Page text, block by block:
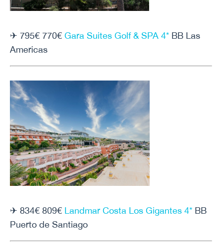
✈ 795€ 770€ Gara Suites Golf & SPA 4* BB Las
Americas
✈ 834€ 809€ Landmar Costa Los Gigantes 4* BB
Puerto de Santiago